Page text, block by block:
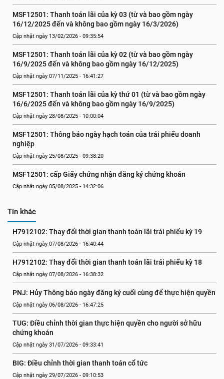
MSF12501: Thanh toán lãi của kỳ 03 (từ và bao gồm ngày
16/12/2025 đến và không bao gồm ngày 16/3/2026)
Cập nhật ngày 13/02/2026 - 09:35:54
MSF12501: Thanh toán lãi của kỳ 02 (từ và bao gồm ngày
16/9/2025 đến và không bao gồm ngày 16/12/2025)
Cập nhật ngày 07/11/2025 - 16:41:27
MSF12501: Thanh toán lãi của kỳ thứ 01 (từ và bao gồm ngày
16/6/2025 đến và không bao gồm ngày 16/9/2025)
Cập nhật ngày 28/08/2025 - 10:00:04
MSF12501: Thông báo ngày hạch toán của trái phiếu doanh
nghiệp
Cập nhật ngày 25/08/2025 - 09:38:20
MSF12501: cấp Giấy chứng nhận đăng ký chứng khoán
Cập nhật ngày 05/08/2025 - 14:32:06
Tin khác
H7912102: Thay đổi thời gian thanh toán lãi trái phiếu kỳ 19
Cập nhật ngày 07/08/2026 - 16:40:44
H7912102: Thay đổi thời gian thanh toán lãi trái phiếu kỳ 18
Cập nhật ngày 07/08/2026 - 16:38:32
PNJ: Hủy Thông báo ngày đăng ký cuối cùng để thực hiện quyền
Cập nhật ngày 06/08/2026 - 16:47:25
TUG: Điều chỉnh thời gian thực hiện quyền cho người sở hữu
chứng khoán
Cập nhật ngày 31/07/2026 - 09:33:41
BIG: Điều chỉnh thời gian thanh toán cổ tức
Cập nhật ngày 29/07/2026 - 09:10:53